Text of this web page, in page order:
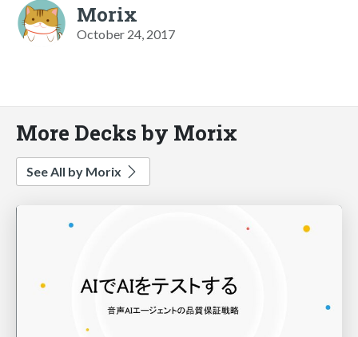
Morix
October 24, 2017
More Decks by Morix
See All by Morix